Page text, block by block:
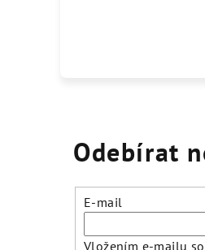
Odebírat
E-mail
Vložením e-mailu